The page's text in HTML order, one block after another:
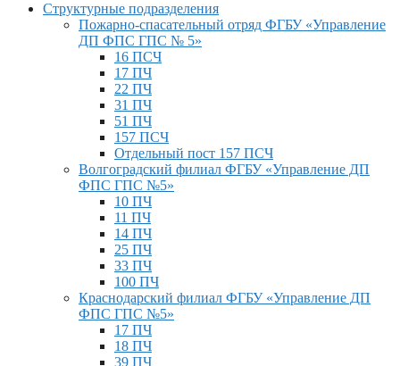
Структурные подразделения
Пожарно-спасательный отряд ФГБУ «Управление
ДП ФПС ГПС № 5»
16 ПСЧ
17 ПЧ
22 ПЧ
31 ПЧ
51 ПЧ
157 ПСЧ
Отдельный пост 157 ПСЧ
Волгоградский филиал ФГБУ «Управление ДП
ФПС ГПС №5»
10 ПЧ
11 ПЧ
14 ПЧ
25 ПЧ
33 ПЧ
100 ПЧ
Краснодарский филиал ФГБУ «Управление ДП
ФПС ГПС №5»
17 ПЧ
18 ПЧ
39 ПЧ